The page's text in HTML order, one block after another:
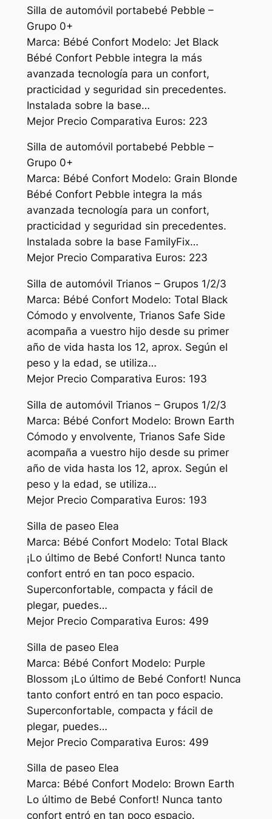
Silla de automóvil portabebé Pebble –
Grupo 0+
Marca: Bébé Confort Modelo: Jet Black
Bébé Confort Pebble integra la más
avanzada tecnología para un confort,
practicidad y seguridad sin precedentes.
Instalada sobre la base…
Mejor Precio Comparativa Euros: 223
Silla de automóvil portabebé Pebble –
Grupo 0+
Marca: Bébé Confort Modelo: Grain Blonde
Bébé Confort Pebble integra la más
avanzada tecnología para un confort,
practicidad y seguridad sin precedentes.
Instalada sobre la base FamilyFix…
Mejor Precio Comparativa Euros: 223
Silla de automóvil Trianos – Grupos 1/2/3
Marca: Bébé Confort Modelo: Total Black
Cómodo y envolvente, Trianos Safe Side
acompaña a vuestro hijo desde su primer
año de vida hasta los 12, aprox. Según el
peso y la edad, se utiliza…
Mejor Precio Comparativa Euros: 193
Silla de automóvil Trianos – Grupos 1/2/3
Marca: Bébé Confort Modelo: Brown Earth
Cómodo y envolvente, Trianos Safe Side
acompaña a vuestro hijo desde su primer
año de vida hasta los 12, aprox. Según el
peso y la edad, se utiliza…
Mejor Precio Comparativa Euros: 193
Silla de paseo Elea
Marca: Bébé Confort Modelo: Total Black
¡Lo último de Bebé Confort! Nunca tanto
confort entró en tan poco espacio.
Superconfortable, compacta y fácil de
plegar, puedes…
Mejor Precio Comparativa Euros: 499
Silla de paseo Elea
Marca: Bébé Confort Modelo: Purple
Blossom ¡Lo último de Bebé Confort! Nunca
tanto confort entró en tan poco espacio.
Superconfortable, compacta y fácil de
plegar, puedes…
Mejor Precio Comparativa Euros: 499
Silla de paseo Elea
Marca: Bébé Confort Modelo: Brown Earth
Lo último de Bebé Confort! Nunca tanto
confort entró en tan poco espacio.